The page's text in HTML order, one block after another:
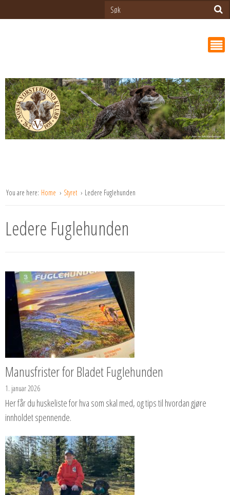
You are here: Home Styret Ledere Fuglehunden
Ledere Fuglehunden
Manusfrister for Bladet Fuglehunden
1. januar 2026
Her får du huskeliste for hva som skal med, og tips til hvordan gjøre
innholdet spennende.